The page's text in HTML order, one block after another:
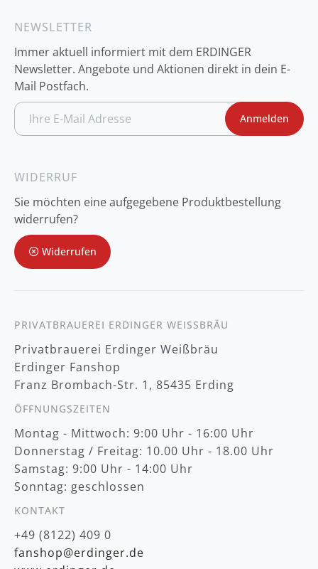
NEWSLETTER
Immer aktuell informiert mit dem ERDINGER
Newsletter. Angebote und Aktionen direkt in dein E-
Mail Postfach.
A
m
u
g
z
u
m
N
e
t
e
r
:
Anmelden
WIDERRUF
Sie möchten eine aufgegebene Produktbestellung
widerrufen?
Widerrufen
PRIVATBRAUEREI ERDINGER WEISSBRÄU
Privatbrauerei Erdinger Weißbräu
Erdinger Fanshop
Franz Brombach-Str. 1, 85435 Erding
ÖFFNUNGSZEITEN
Montag - Mittwoch: 9:00 Uhr - 16:00 Uhr
Donnerstag / Freitag: 10.00 Uhr - 18.00 Uhr
Samstag: 9:00 Uhr - 14:00 Uhr
Sonntag: geschlossen
KONTAKT
+49 (8122) 409 0
fanshop@erdinger.de